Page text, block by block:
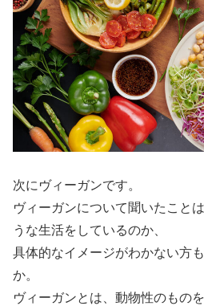
次にヴィーガンです。
ヴィーガンについて聞いたこと
うな生活をしているのか、
具体的なイメージがわかない方
か。
ヴィーガンとは、動物性のもの